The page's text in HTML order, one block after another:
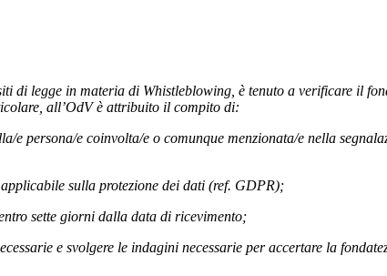
di legge in materia di Whistleblowing, è tenuto a verificare il
all’OdV è attribuito il compito di:
e persona/e coinvolta/e o comunque menzionata/e nella
sulla protezione dei dati (ref. GDPR);
sette giorni dalla data di ricevimento;
e svolgere le indagini necessarie per accertare la